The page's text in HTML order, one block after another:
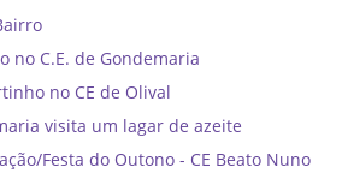
no C.E. de Gondemaria
no CE de Olival
visita um lagar de azeite
Festa do Outono - CE Beato Nuno